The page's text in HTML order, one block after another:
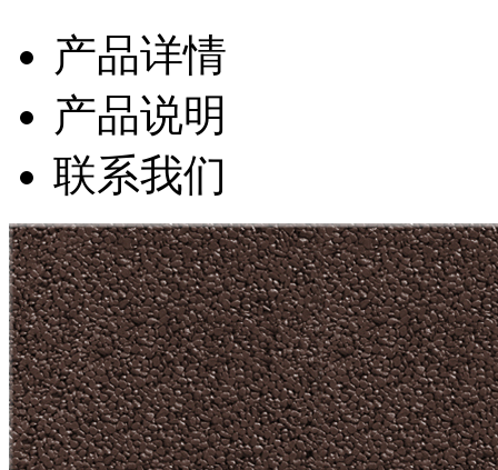
产品详情
产品说明
联系我们